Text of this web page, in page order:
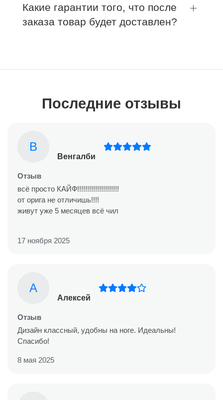
Какие гарантии того, что после
заказа товар будет доставлен?
Последние отзывы
В
Венгалби
Отзыв
всё просто КАЙФ!!!!!!!!!!!!!!!!!!!!!
от орига не отличишь!!!!
живут уже 5 месяцев всё чил
17 ноября 2025
А
Алексей
Отзыв
Дизайн классный, удобны на ноге. Идеальны!
Спасибо!
8 мая 2025